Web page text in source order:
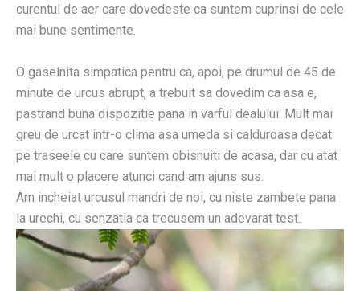
curentul de aer care dovedeste ca suntem cuprinsi de cele
mai bune sentimente.
O gaselnita simpatica pentru ca, apoi, pe drumul de 45 de
minute de urcus abrupt, a trebuit sa dovedim ca asa e,
pastrand buna dispozitie pana in varful dealului. Mult mai
greu de urcat intr-o clima asa umeda si calduroasa decat
pe traseele cu care suntem obisnuiti de acasa, dar cu atat
mai mult o placere atunci cand am ajuns sus.
Am incheiat urcusul mandri de noi, cu niste zambete pana
la urechi, cu senzatia ca trecusem un adevarat test.